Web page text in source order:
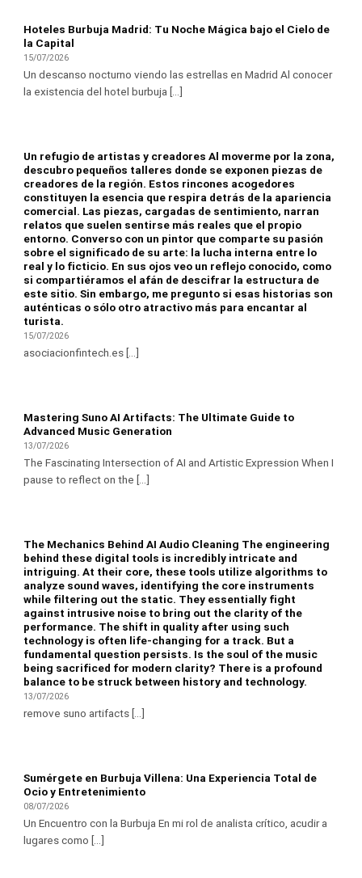
Hoteles Burbuja Madrid: Tu Noche Mágica bajo el Cielo de
la Capital
15/07/2026
Un descanso nocturno viendo las estrellas en Madrid Al conocer
la existencia del hotel burbuja [...]
Un refugio de artistas y creadores Al moverme por la zona,
descubro pequeños talleres donde se exponen piezas de
creadores de la región. Estos rincones acogedores
constituyen la esencia que respira detrás de la apariencia
comercial. Las piezas, cargadas de sentimiento, narran
relatos que suelen sentirse más reales que el propio
entorno. Converso con un pintor que comparte su pasión
sobre el significado de su arte: la lucha interna entre lo
real y lo ficticio. En sus ojos veo un reflejo conocido, como
si compartiéramos el afán de descifrar la estructura de
este sitio. Sin embargo, me pregunto si esas historias son
auténticas o sólo otro atractivo más para encantar al
turista.
15/07/2026
asociacionfintech.es [...]
Mastering Suno AI Artifacts: The Ultimate Guide to
Advanced Music Generation
13/07/2026
The Fascinating Intersection of AI and Artistic Expression When I
pause to reflect on the [...]
The Mechanics Behind AI Audio Cleaning The engineering
behind these digital tools is incredibly intricate and
intriguing. At their core, these tools utilize algorithms to
analyze sound waves, identifying the core instruments
while filtering out the static. They essentially fight
against intrusive noise to bring out the clarity of the
performance. The shift in quality after using such
technology is often life-changing for a track. But a
fundamental question persists. Is the soul of the music
being sacrificed for modern clarity? There is a profound
balance to be struck between history and technology.
13/07/2026
remove suno artifacts [...]
Sumérgete en Burbuja Villena: Una Experiencia Total de
Ocio y Entretenimiento
08/07/2026
Un Encuentro con la Burbuja En mi rol de analista crítico, acudir a
lugares como [...]